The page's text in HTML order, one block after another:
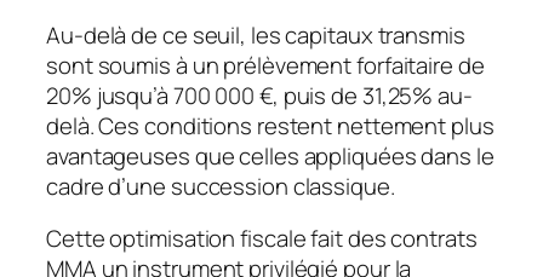
Au-delà de ce seuil, les capitaux transmis
sont soumis à un prélèvement forfaitaire de
20% jusqu’à 700 000 €, puis de 31,25% au-
delà. Ces conditions restent nettement plus
avantageuses que celles appliquées dans le
cadre d’une succession classique.
Cetteoptimisation fiscalefait des contrats
MMA un instrument privilégié pour la